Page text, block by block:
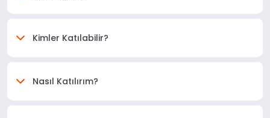
Kimler Katılabilir?
Nasıl Katılırım?